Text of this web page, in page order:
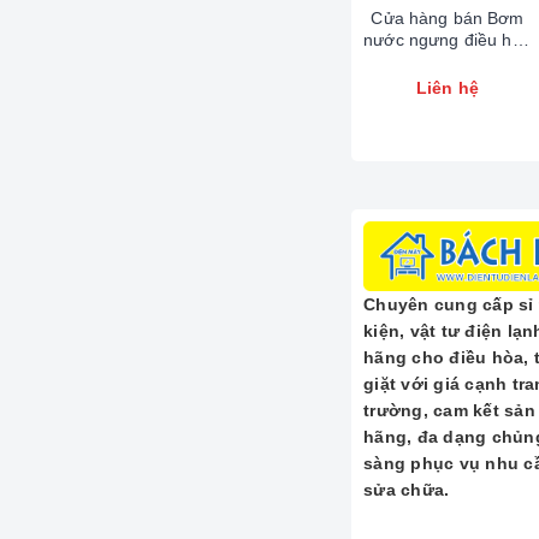
Tụ block điều
của máy nén
**kép**, đáp ứng
Chất lượng
hiệu suất hoạt
Đa dạng
động block và
Độ bền cao:
trường làm việc
Cửa hàng bán Bơm
nước ngưng điều hòa
Đại Kim -
Liên hệ
Chuyên cung cấp sỉ
kiện, vật tư điện
hãng cho điều hòa,
giặt với giá cạnh
trường, cam kết sản
hãng, đa dạng
sàng phục vụ nhu
sửa chữa.